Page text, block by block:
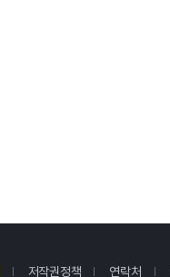
저작권정책 연락처